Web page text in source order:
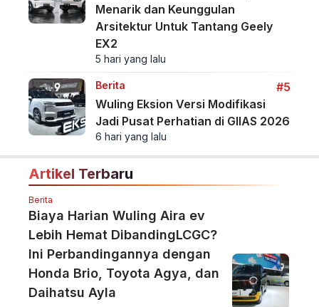
Menarik dan Keunggulan
Arsitektur Untuk Tantang Geely
EX2
5 hari yang lalu
Berita
#5
Wuling Eksion Versi Modifikasi
Jadi Pusat Perhatian di GIIAS 2026
6 hari yang lalu
Artikel Terbaru
Berita
Biaya Harian Wuling Aira ev
Lebih Hemat DibandingLCGC?
Ini Perbandingannya dengan
Honda Brio, Toyota Agya, dan
Daihatsu Ayla